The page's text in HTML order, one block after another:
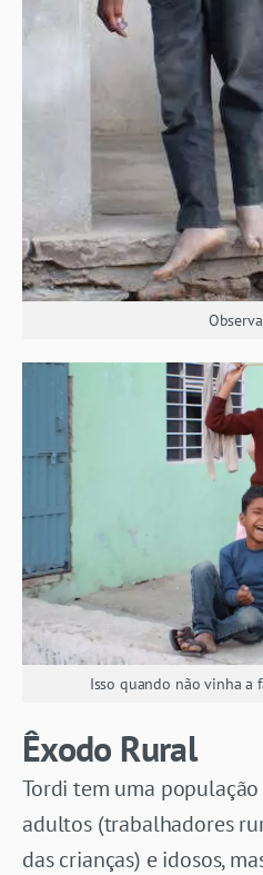
Isso quando não vinha a
Êxodo Rural
Tordi tem uma
adultos (trabalhadores
das crianças) e idosos,